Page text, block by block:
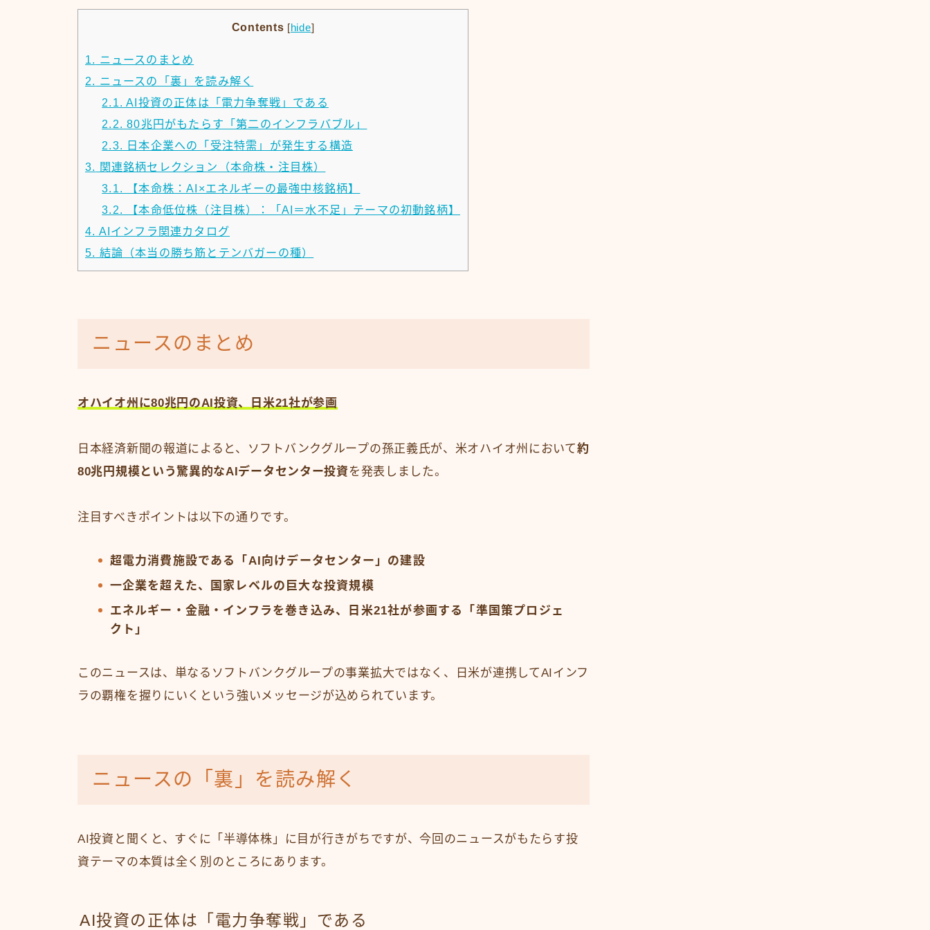
Contents [hide]
1. ニュースのまとめ
2. ニュースの「裏」を読み解く
2.1. AI投資の正体は「電力争奪戦」である
2.2. 80兆円がもたらす「第二のインフラバブル」
2.3.
日本企業への「受注特需」が発生する構造
3. 関連銘柄セレクション（本命株・注目株）
3.1.
【本命株：AI×エネルギーの最強中核銘柄】
3.2.
【本命低位株（注目株）：「AI＝水不足」テーマの初動銘柄】
4. AIインフラ関連カタログ
5. 結論（本当の勝ち筋とテンバガーの種）
ニュースのまとめ
オハイオ州に80兆円のAI投資、日米21社が参画
日本経済新聞の報道によると、ソフトバンクグループの孫正義氏が、米オハイオ州において約
80兆円規模という驚異的なAIデータセンター投資を発表しました。
注目すべきポイントは以下の通りです。
超電力消費施設である「AI向けデータセンター」の建設
一企業を超えた、国家レベルの巨大な投資規模
エネルギー・金融・インフラを巻き込み、日米21社が参画する「準国策プロジェ
クト」
このニュースは、単なるソフトバンクグループの事業拡大ではなく、日米が連携してAIインフ
ラの覇権を握りにいくという強いメッセージが込められています。
ニュースの「裏」を読み解く
AI投資と聞くと、すぐに「半導体株」に目が行きがちですが、今回のニュースがもたらす投
資テーマの本質は全く別のところにあります。
AI投資の正体は「電力争奪戦」である